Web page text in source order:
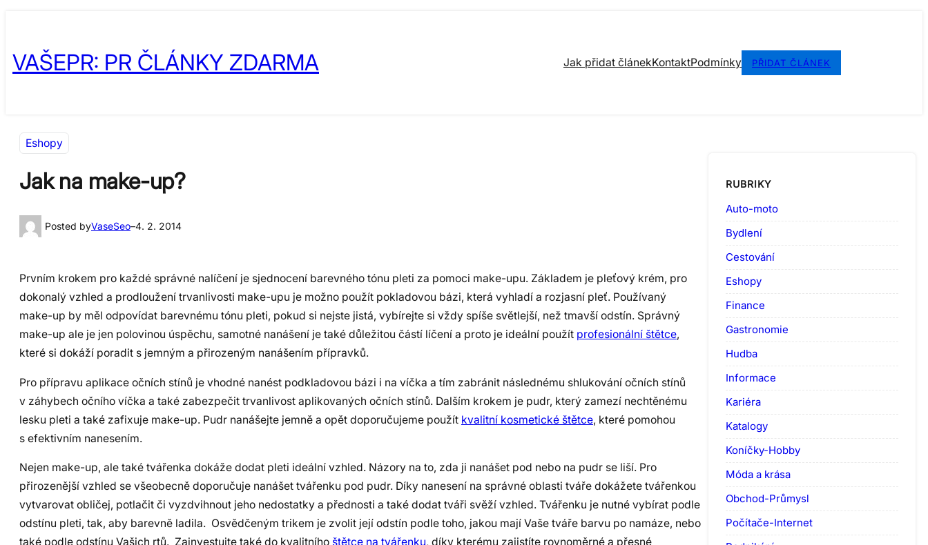
obsah
content
VAŠEPR: PR ČLÁNKY ZDARMA Jak přidat článekKontaktPodmínky PŘIDAT ČLÁNEK
Eshopy
Jak na make-up?
Posted byVaseSeo–4. 2. 2014
Prvním krokem pro každé správné nalíčení je sjednocení barevného tónu pleti za pomoci make-upu. Základem je pleťový krém, pro
dokonalý vzhled a prodloužení trvanlivosti make-upu je možno použít pokladovou bázi, která vyhladí a rozjasní pleť. Používaný
make-up by měl odpovídat barevnému tónu pleti, pokud si nejste jistá, vybírejte si vždy spíše světlejší, než tmavší odstín. Správný
make-up ale je jen polovinou úspěchu, samotné nanášení je také důležitou částí líčení a proto je ideální použít profesionální štětce,
které si dokáží poradit s jemným a přirozeným nanášením přípravků.
Pro přípravu aplikace očních stínů je vhodné nanést podkladovou bázi i na víčka a tím zabránit následnému shlukování očních stínů
v záhybech očního víčka a také zabezpečit trvanlivost aplikovaných očních stínů. Dalším krokem je pudr, který zamezí nechtěnému
lesku pleti a také zafixuje make-up. Pudr nanášejte jemně a opět doporučujeme použít kvalitní kosmetické štětce, které pomohou
s efektivním nanesením.
Nejen make-up, ale také tvářenka dokáže dodat pleti ideální vzhled. Názory na to, zda ji nanášet pod nebo na pudr se liší. Pro
přirozenější vzhled se všeobecně doporučuje nanášet tvářenku pod pudr. Díky nanesení na správné oblasti tváře dokážete tvářenkou
vytvarovat obličej, potlačit či vyzdvihnout jeho nedostatky a přednosti a také dodat tváři svěží vzhled. Tvářenku je nutné vybírat podle
odstínu pleti, tak, aby barevně ladila. Osvědčeným trikem je zvolit její odstín podle toho, jakou mají Vaše tváře barvu po namáze, nebo
také podle odstínu Vašich rtů. Zainvestujte také do kvalitního štětce na tvářenku, díky kterému zajistíte rovnoměrné a přesné
RUBRIKY
Auto-moto
Bydlení
Cestování
Eshopy
Finance
Gastronomie
Hudba
Informace
Kariéra
Katalogy
Koníčky-Hobby
Móda a krása
Obchod-Průmysl
Počítače-Internet